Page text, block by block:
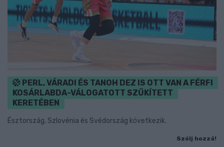
PERL, VÁRADI ÉS TANOH DEZ IS OTT VAN A FÉRFI
KOSÁRLABDA-VÁLOGATOTT SZŰKÍTETT
KERETÉBEN
Észtország, Szlovénia és Svédország következik.
Szólj hozzá!